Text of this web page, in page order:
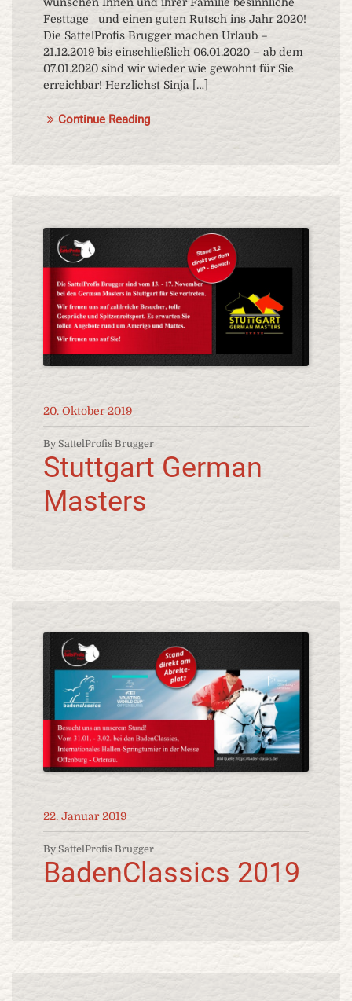
Festtage und einen guten Rutsch ins Jahr 2020!
Die SattelProfis Brugger machen Urlaub –
21.12.2019 bis einschließlich 06.01.2020 – ab dem
07.01.2020 sind wir wieder wie gewohnt für Sie
erreichbar! Herzlichst Sinja […]
Continue Reading
20. Oktober 2019
By SattelProfis Brugger
Stuttgart German
Masters
22. Januar 2019
By SattelProfis Brugger
BadenClassics 2019